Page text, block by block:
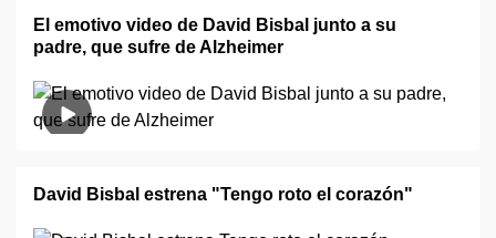
El emotivo video de David Bisbal junto a su
padre, que sufre de Alzheimer
David Bisbal estrena "Tengo roto el corazón"